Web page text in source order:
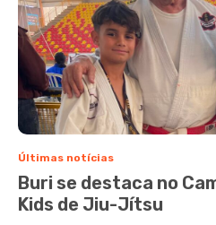
Últimas notícias
Buri se destaca no
Kids de Jiu-Jítsu